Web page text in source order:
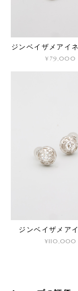
ジンベイザメアイ
¥79,000
ジンベイザメア
¥110,000